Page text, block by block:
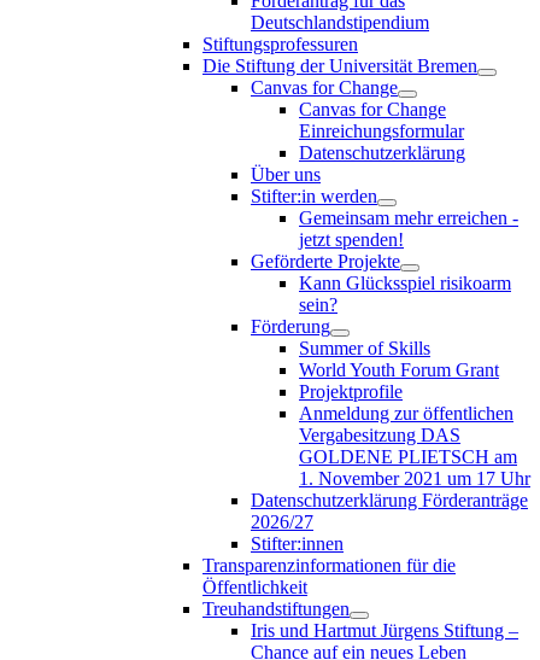
Deutschlandstipendium
Stiftungsprofessuren
Die Stiftung der Universität Bremen
Canvas for Change
Canvas for Change
Einreichungsformular
Datenschutzerklärung
Über uns
Stifter:in werden
Gemeinsam mehr erreichen -
jetzt spenden!
Geförderte Projekte
Kann Glücksspiel risikoarm
sein?
Förderung
Summer of Skills
World Youth Forum Grant
Projektprofile
Anmeldung zur öffentlichen
Vergabesitzung DAS
GOLDENE PLIETSCH am
1. November 2021 um 17 Uhr
Datenschutzerklärung Förderanträge
2026/27
Stifter:innen
Transparenzinformationen für die
Öffentlichkeit
Treuhandstiftungen
Iris und Hartmut Jürgens Stiftung –
Chance auf ein neues Leben